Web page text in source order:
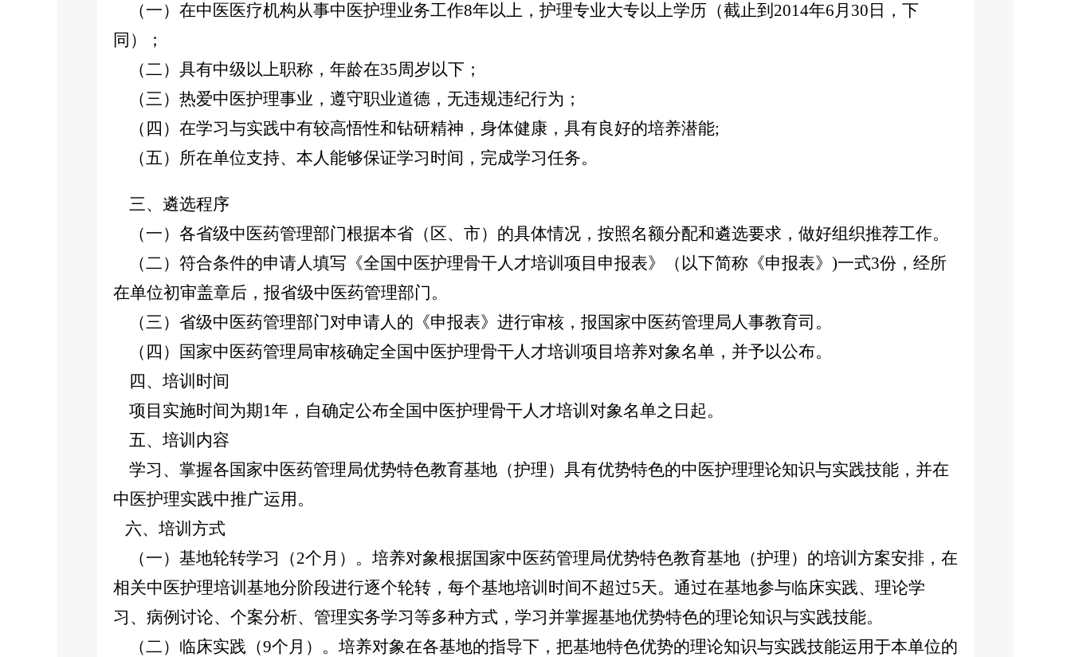
（一）在中医医疗机构从事中医护理业务工作8年以上，护理专业大专以上学历（截止到2014年6月30日，下
同）；
（二）具有中级以上职称，年龄在35周岁以下；
（三）热爱中医护理事业，遵守职业道德，无违规违纪行为；
（四）在学习与实践中有较高悟性和钻研精神，身体健康，具有良好的培养潜能;
（五）所在单位支持、本人能够保证学习时间，完成学习任务。
三、遴选程序
（一）各省级中医药管理部门根据本省（区、市）的具体情况，按照名额分配和遴选要求，做好组织推荐工作。
（二）符合条件的申请人填写《全国中医护理骨干人才培训项目申报表》（以下简称《申报表》)一式3份，经所
在单位初审盖章后，报省级中医药管理部门。
（三）省级中医药管理部门对申请人的《申报表》进行审核，报国家中医药管理局人事教育司。
（四）国家中医药管理局审核确定全国中医护理骨干人才培训项目培养对象名单，并予以公布。
四、培训时间
项目实施时间为期1年，自确定公布全国中医护理骨干人才培训对象名单之日起。
五、培训内容
学习、掌握各国家中医药管理局优势特色教育基地（护理）具有优势特色的中医护理理论知识与实践技能，并在
中医护理实践中推广运用。
六、培训方式
（一）基地轮转学习（2个月）。培养对象根据国家中医药管理局优势特色教育基地（护理）的培训方案安排，在
相关中医护理培训基地分阶段进行逐个轮转，每个基地培训时间不超过5天。通过在基地参与临床实践、理论学
习、病例讨论、个案分析、管理实务学习等多种方式，学习并掌握基地优势特色的理论知识与实践技能。
（二）临床实践（9个月）。培养对象在各基地的指导下，把基地特色优势的理论知识与实践技能运用于本单位的